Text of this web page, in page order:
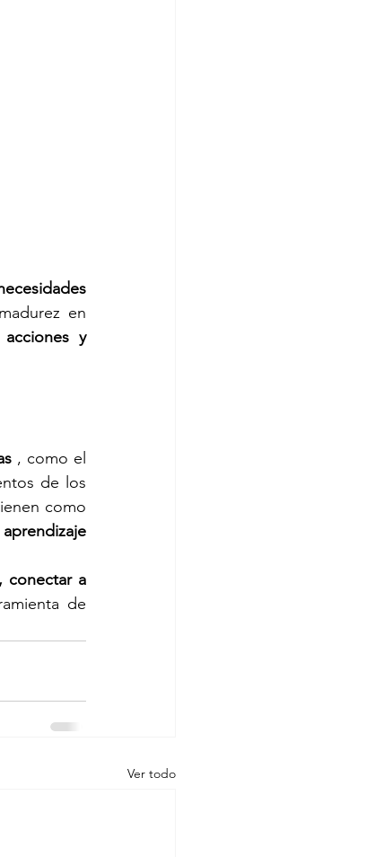
en
y
de los
como
conectar a
de
Ver todo